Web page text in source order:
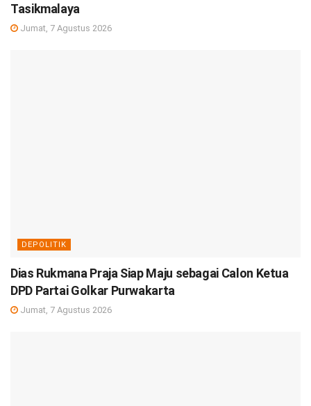
Tasikmalaya
Jumat, 7 Agustus 2026
DEPOLITIK
Dias Rukmana Praja Siap Maju sebagai Calon Ketua
DPD Partai Golkar Purwakarta
Jumat, 7 Agustus 2026